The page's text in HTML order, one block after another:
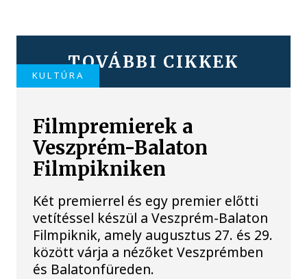
TOVÁBBI CIKKEK
KULTÚRA
Filmpremierek a
Veszprém-Balaton
Filmpikniken
Két premierrel és egy premier előtti
vetítéssel készül a Veszprém-Balaton
Filmpiknik, amely augusztus 27. és 29.
között várja a nézőket Veszprémben
és Balatonfüreden.